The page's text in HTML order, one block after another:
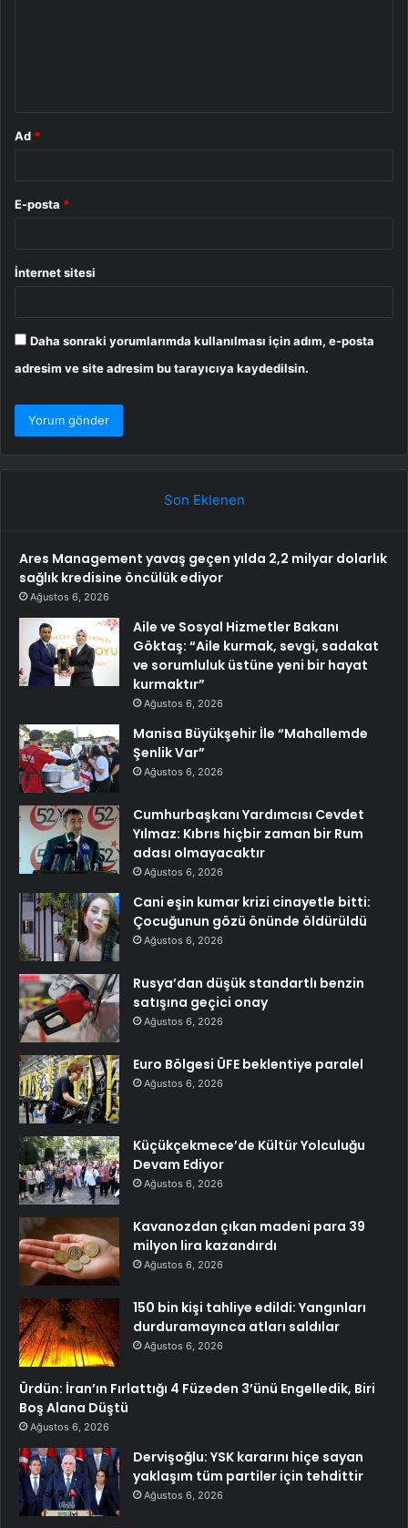
Ad *
E-posta *
İnternet sitesi
Daha sonraki yorumlarımda kullanılması için adım, e-posta
adresim ve site adresim bu tarayıcıya kaydedilsin.
Son Eklenen
Ares Management yavaş geçen yılda 2,2 milyar dolarlık
sağlık kredisine öncülük ediyor
Ağustos 6, 2026
Aile ve Sosyal Hizmetler Bakanı
Göktaş: “Aile kurmak, sevgi, sadakat
ve sorumluluk üstüne yeni bir hayat
kurmaktır”
Ağustos 6, 2026
Manisa Büyükşehir İle “Mahallemde
Şenlik Var”
Ağustos 6, 2026
Cumhurbaşkanı Yardımcısı Cevdet
Yılmaz: Kıbrıs hiçbir zaman bir Rum
adası olmayacaktır
Ağustos 6, 2026
Cani eşin kumar krizi cinayetle bitti:
Çocuğunun gözü önünde öldürüldü
Ağustos 6, 2026
Rusya’dan düşük standartlı benzin
satışına geçici onay
Ağustos 6, 2026
Euro Bölgesi ÜFE beklentiye paralel
Ağustos 6, 2026
Küçükçekmece’de Kültür Yolculuğu
Devam Ediyor
Ağustos 6, 2026
Kavanozdan çıkan madeni para 39
milyon lira kazandırdı
Ağustos 6, 2026
150 bin kişi tahliye edildi: Yangınları
durduramayınca atları saldılar
Ağustos 6, 2026
Ürdün: İran’ın Fırlattığı 4 Füzeden 3’ünü Engelledik, Biri
Boş Alana Düştü
Ağustos 6, 2026
Dervişoğlu: YSK kararını hiçe sayan
yaklaşım tüm partiler için tehdittir
Ağustos 6, 2026